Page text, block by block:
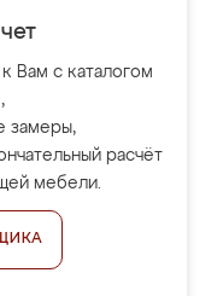
Вам с каталогом
замеры,
расчёт
мебели.